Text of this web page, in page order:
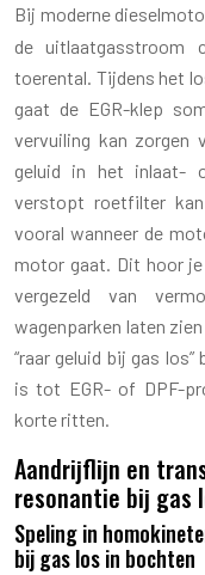
Bij moderne
de uitlaatgasstroom
toerental. Tijdens het
gaat de EGR-klep
vervuiling kan zorgen
geluid in het inlaat-
verstopt roetfilter
vooral wanneer de
motor gaat. Dit hoor
vergezeld van
wagenparken laten
“raar geluid bij gas
is tot EGR- of DPF-
korte ritten.
Aandrijflijn en
resonantie bij gas
Speling in
bij gas los in bochten